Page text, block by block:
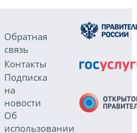
Обратная
связь
Контакты
Подписка
на
новости
Об
использовании